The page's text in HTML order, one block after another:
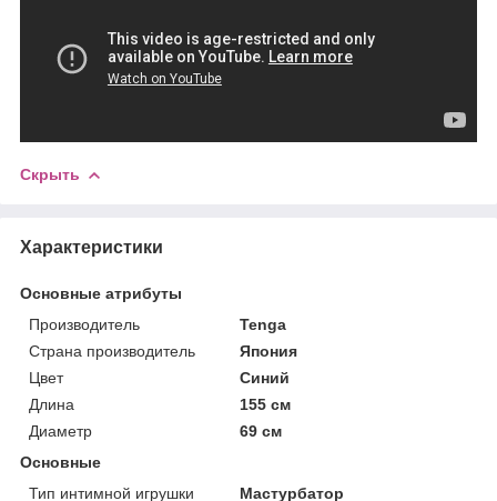
Скрыть
Характеристики
Основные атрибуты
Производитель
Tenga
Страна производитель
Япония
Цвет
Синий
Длина
155 см
Диаметр
69 см
Основные
Тип интимной игрушки
Мастурбатор